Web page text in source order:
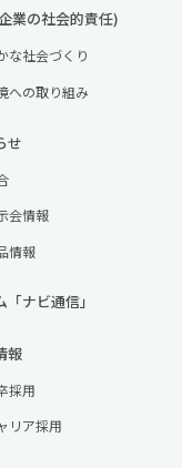
業の社会的責任)
な社会づくり
への取り組み
せ
会情報
情報
「ナビ通信」
報
採用
リア採用